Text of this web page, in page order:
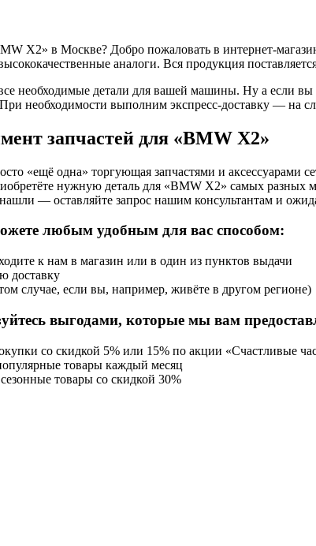
X2» в Москве? Добро пожаловать в интернет-
аналоги. Вся продукция
необходимые детали для вашей машины. Ну а если
При необходимости выполним экспресс-доставку — на
запчастей для «BMW X2»
«ещё одна» торгующая запчастями и аксессуарами
нужную деталь для «BMW X2» самых
— оставляйте запрос нашим консультантам и
любым удобным для вас способом:
к нам в магазин или в один из пунктов выдачи
доставку
случае, если вы, например, живёте в другом регионе)
выгодами, которые мы вам
со скидкой 5% или 15% по акции «Счастливые
товары каждый месяц
товары со скидкой 30%